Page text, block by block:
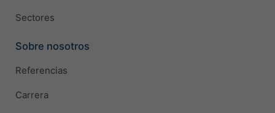
Sectores
Sobre nosotros
Referencias
Carrera